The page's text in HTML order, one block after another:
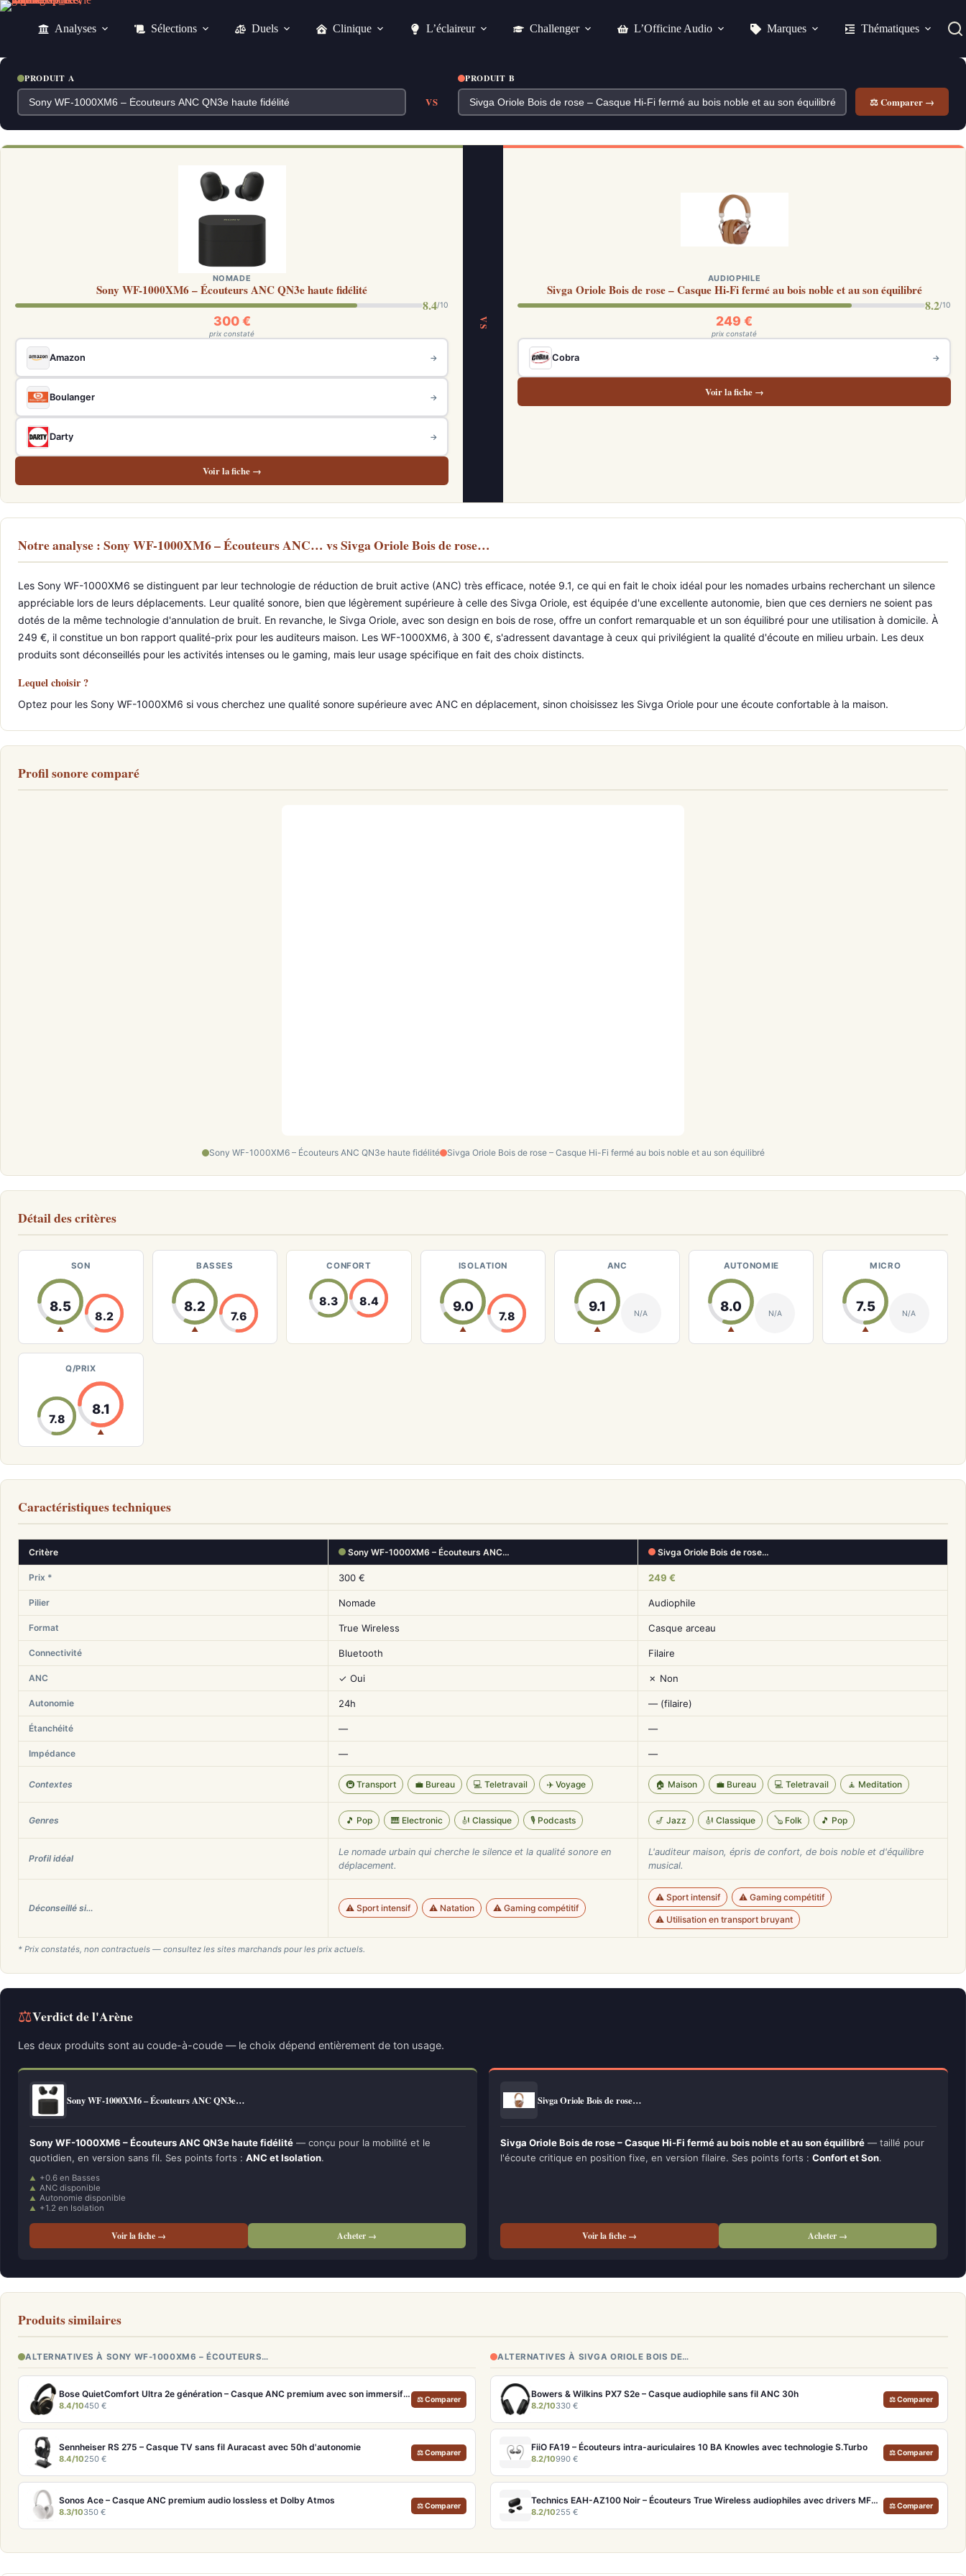
Passer
Analyses Sélections Duels Clinique L’éclaireur Challenger L’Officine Audio Marques Thématiques
PRODUIT A
VS
PRODUIT B
⚖ Comparer →
NOMADE
Sony WF-1000XM6 – Écouteurs ANC QN3e haute fidélité
8.4/10
300 €
prix constaté
Amazon →
Boulanger →
Darty →
Voir la fiche →
VS
AUDIOPHILE
Sivga Oriole Bois de rose – Casque Hi-Fi fermé au bois noble et au son équilibré
8.2/10
249 €
prix constaté
Cobra →
Voir la fiche →
Notre analyse : Sony WF-1000XM6 – Écouteurs ANC… vs Sivga Oriole Bois de rose…
Les Sony WF-1000XM6 se distinguent par leur technologie de réduction de bruit active (ANC) très efficace, notée 9.1, ce qui en fait le choix idéal pour les nomades urbains recherchant un silence
appréciable lors de leurs déplacements. Leur qualité sonore, bien que légèrement supérieure à celle des Sivga Oriole, est équipée d'une excellente autonomie, bien que ces derniers ne soient pas
dotés de la même technologie d'annulation de bruit. En revanche, le Sivga Oriole, avec son design en bois de rose, offre un confort remarquable et un son équilibré pour une utilisation à domicile. À
249 €, il constitue un bon rapport qualité-prix pour les auditeurs maison. Les WF-1000XM6, à 300 €, s'adressent davantage à ceux qui privilégient la qualité d'écoute en milieu urbain. Les deux
produits sont déconseillés pour les activités intenses ou le gaming, mais leur usage spécifique en fait des choix distincts.
Lequel choisir ?
Optez pour les Sony WF-1000XM6 si vous cherchez une qualité sonore supérieure avec ANC en déplacement, sinon choisissez les Sivga Oriole pour une écoute confortable à la maison.
Profil sonore comparé
Sony WF-1000XM6 – Écouteurs ANC QN3e haute fidélité Sivga Oriole Bois de rose – Casque Hi-Fi fermé au bois noble et au son équilibré
Détail des critères
SON
8.5
▲
8.2
BASSES
8.2
▲
7.6
CONFORT
8.3 8.4
ISOLATION
9.0
▲
7.8
ANC
9.1
▲
N/A
AUTONOMIE
8.0
▲
N/A
MICRO
7.5
▲
N/A
Q/PRIX
7.8
8.1
▲
Caractéristiques techniques
Critère Sony WF-1000XM6 – Écouteurs ANC… Sivga Oriole Bois de rose…
Prix * 300 € 249 €
Pilier Nomade Audiophile
Format True Wireless Casque arceau
Connectivité Bluetooth Filaire
ANC ✓ Oui ✗ Non
Autonomie 24h — (filaire)
Étanchéité — —
Impédance — —
Contextes 🚇 Transport 💼 Bureau 💻 Teletravail ✈️ Voyage 🏠 Maison 💼 Bureau 💻 Teletravail 🧘 Meditation
Genres 🎵 Pop 🎹 Electronic 🎻 Classique 🎙️ Podcasts 🎷 Jazz 🎻 Classique 🪕 Folk 🎵 Pop
Profil idéal
Le nomade urbain qui cherche le silence et la qualité sonore en
déplacement.
L'auditeur maison, épris de confort, de bois noble et d'équilibre
musical.
Déconseillé si… ⚠️ Sport intensif ⚠️ Natation ⚠️ Gaming compétitif
⚠️ Sport intensif ⚠️ Gaming compétitif
⚠️ Utilisation en transport bruyant
* Prix constatés, non contractuels — consultez les sites marchands pour les prix actuels.
⚖Verdict de l'Arène
Les deux produits sont au coude-à-coude — le choix dépend entièrement de ton usage.
Sony WF-1000XM6 – Écouteurs ANC QN3e…
Sony WF-1000XM6 – Écouteurs ANC QN3e haute fidélité — conçu pour la mobilité et le
quotidien, en version sans fil. Ses points forts : ANC et Isolation.
+0.6 en Basses
ANC disponible
Autonomie disponible
+1.2 en Isolation
Voir la fiche → Acheter →
Sivga Oriole Bois de rose…
Sivga Oriole Bois de rose – Casque Hi-Fi fermé au bois noble et au son équilibré — taillé pour
l'écoute critique en position fixe, en version filaire. Ses points forts : Confort et Son.
Voir la fiche → Acheter →
Produits similaires
ALTERNATIVES À SONY WF-1000XM6 – ÉCOUTEURS…
Bose QuietComfort Ultra 2e génération – Casque ANC premium avec son immersif spatial et 30h d'autonomie
8.4/10450 €
⚖ Comparer
Sennheiser RS 275 – Casque TV sans fil Auracast avec 50h d'autonomie
8.4/10250 €
⚖ Comparer
Sonos Ace – Casque ANC premium audio lossless et Dolby Atmos
8.3/10350 €
⚖ Comparer
ALTERNATIVES À SIVGA ORIOLE BOIS DE…
Bowers & Wilkins PX7 S2e – Casque audiophile sans fil ANC 30h
8.2/10330 €
⚖ Comparer
FiiO FA19 – Écouteurs intra-auriculaires 10 BA Knowles avec technologie S.Turbo
8.2/10990 €
⚖ Comparer
Technics EAH-AZ100 Noir – Écouteurs True Wireless audiophiles avec drivers MFD et autonomie 29h
8.2/10255 €
⚖ Comparer